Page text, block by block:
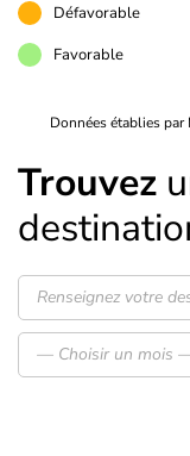
Défavorable
Favorable
Données établies par
Trouvez
— Choisir un mois